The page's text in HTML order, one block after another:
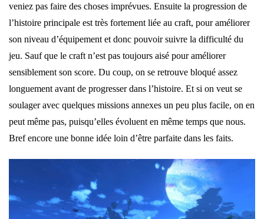
veniez pas faire des choses imprévues. Ensuite la progression de
l’histoire principale est très fortement liée au craft, pour améliorer
son niveau d’équipement et donc pouvoir suivre la difficulté du
jeu. Sauf que le craft n’est pas toujours aisé pour améliorer
sensiblement son score. Du coup, on se retrouve bloqué assez
longuement avant de progresser dans l’histoire. Et si on veut se
soulager avec quelques missions annexes un peu plus facile, on en
peut même pas, puisqu’elles évoluent en même temps que nous.
Bref encore une bonne idée loin d’être parfaite dans les faits.